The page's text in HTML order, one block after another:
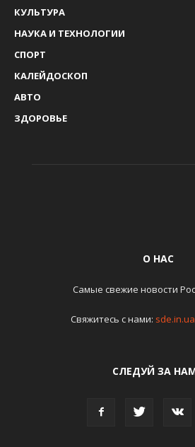
КУЛЬТУРА
НАУКА И ТЕХНОЛОГИИ
СПОРТ
КАЛЕЙДОСКОП
АВТО
ЗДОРОВЬЕ
О НАС
Самые свежие новости
Свяжитесь с нами:
СЛЕДУЙ ЗА